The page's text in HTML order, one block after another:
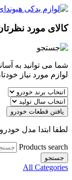
کالای مورد
شما می توانید به
لوازم مورد نیاز
یافتن قطعات خودرو
لطفا ابتدا مدل
Products search
جستجو
All Categories